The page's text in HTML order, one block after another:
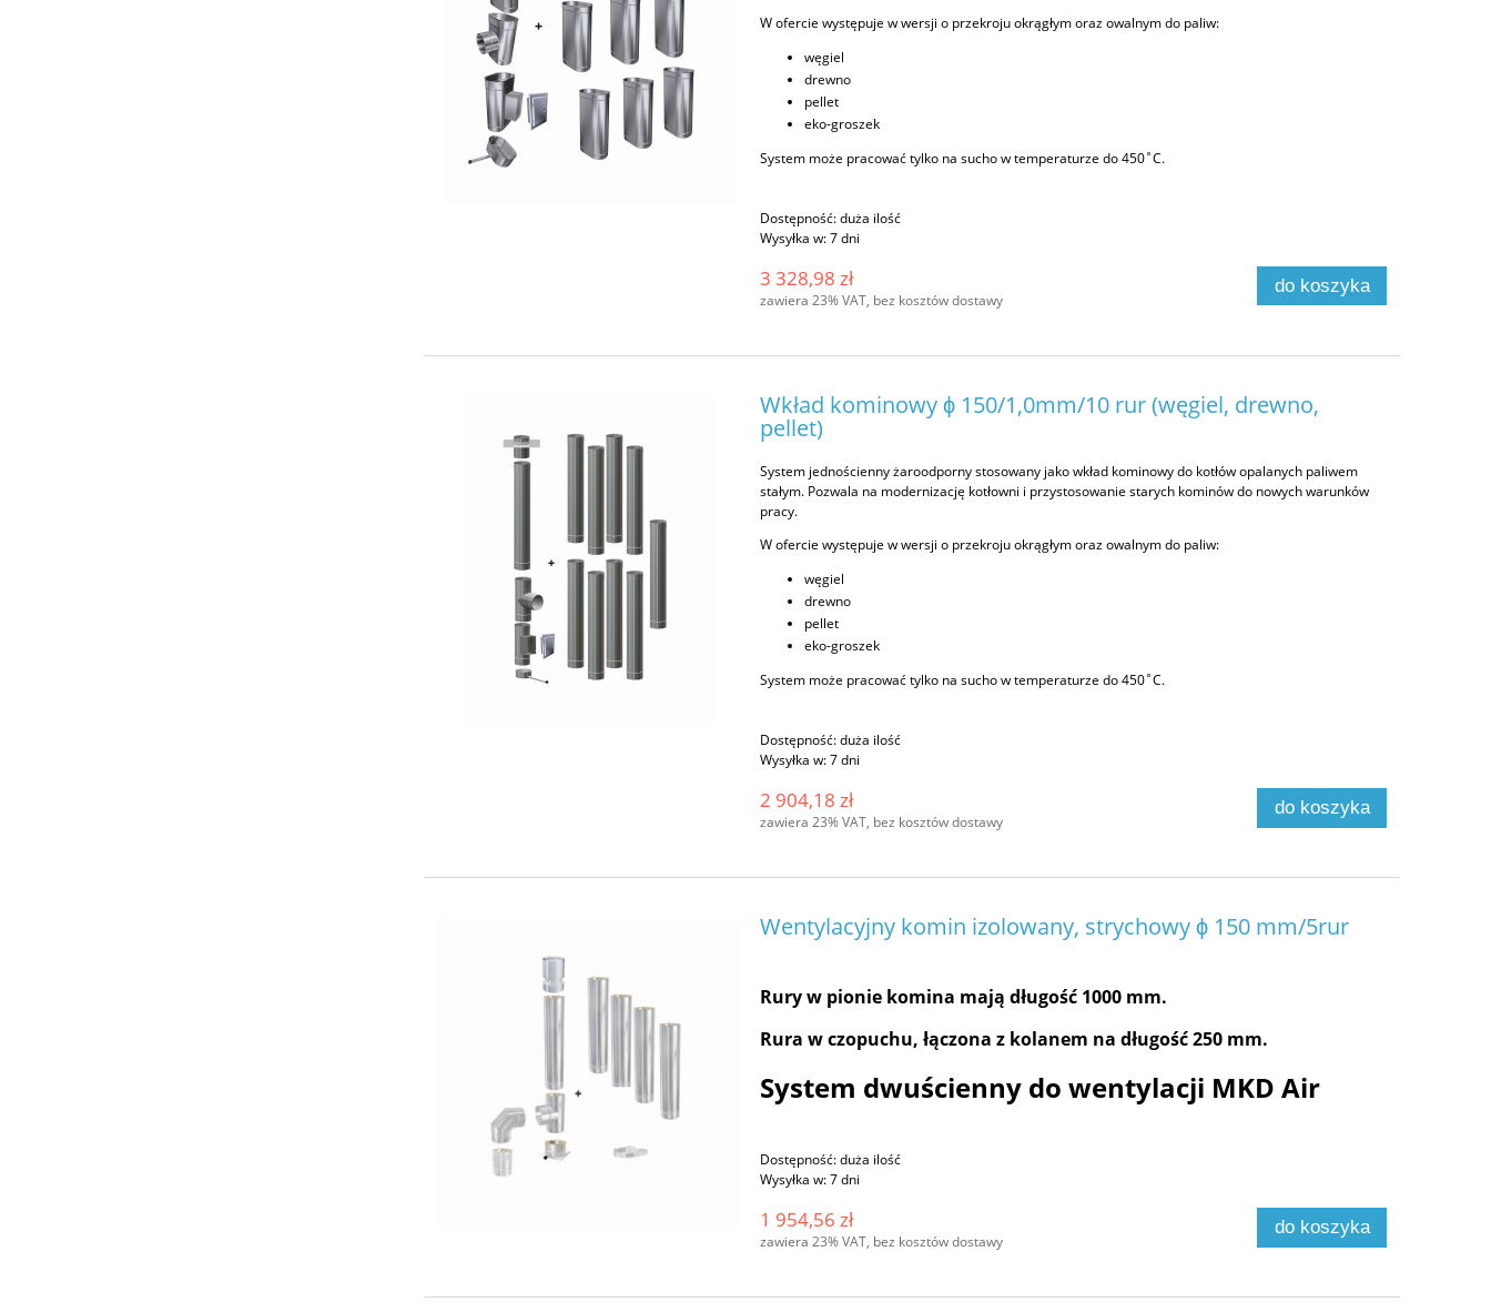
W ofercie występuje w wersji o przekroju okrągłym oraz owalnym do paliw:
węgiel
drewno
pellet
eko-groszek
System może pracować tylko na sucho w temperaturze do 450˚C.
Dostępność:duża ilość
Wysyłka w:7 dni
3 328,98 zł
zawiera 23% VAT, bez kosztów dostawy
do koszyka
Wkład kominowy ϕ 150/1,0mm/10 rur (węgiel, drewno,
pellet)
System jednościenny żaroodporny stosowany jako wkład kominowy do kotłów opalanych paliwem
stałym. Pozwala na modernizację kotłowni i przystosowanie starych kominów do nowych warunków
pracy.
W ofercie występuje w wersji o przekroju okrągłym oraz owalnym do paliw:
węgiel
drewno
pellet
eko-groszek
System może pracować tylko na sucho w temperaturze do 450˚C.
Dostępność:duża ilość
Wysyłka w:7 dni
2 904,18 zł
zawiera 23% VAT, bez kosztów dostawy
do koszyka
Wentylacyjny komin izolowany, strychowy ϕ 150 mm/5rur
Rury w pionie komina mają długość 1000 mm.
Rura w czopuchu, łączona z kolanem na długość 250 mm.
System dwuścienny do wentylacji MKD Air
Dostępność:duża ilość
Wysyłka w:7 dni
1 954,56 zł
zawiera 23% VAT, bez kosztów dostawy
do koszyka